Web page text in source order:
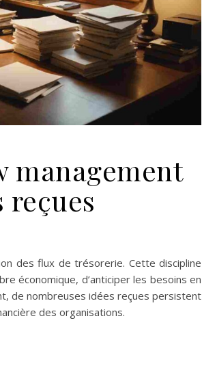
management
reçues
des flux de trésorerie. Cette discipline
économique, d’anticiper les besoins en
de nombreuses idées reçues persistent
des organisations.